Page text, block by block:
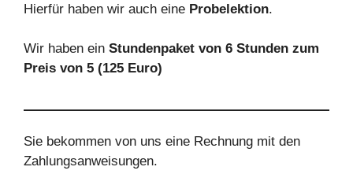
Hierfür haben wir auch eine Probelektion.
Wir haben ein Stundenpaket von 6 Stunden zum
Preis von 5 (125 Euro)
Sie bekommen von uns eine Rechnung mit den
Zahlungsanweisungen.